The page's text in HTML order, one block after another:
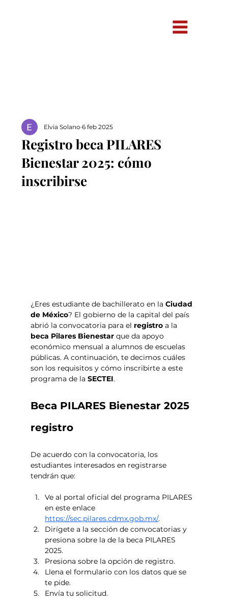
Registro beca PILARES
Bienestar 2025: cómo
inscribirse
Elvia Solano 6 feb 2025
¿Eres estudiante de bachillerato en la Ciudad
de México? El gobierno de la capital del país
abrió la convocatoria para el registro a la
beca Pilares Bienestar que da apoyo
económico mensual a alumnos de escuelas
públicas. A continuación, te decimos cuáles
son los requisitos y cómo inscribirte a este
programa de la SECTEI.
Beca PILARES Bienestar 2025
registro
De acuerdo con la convocatoria, los
estudiantes interesados en registrarse
tendrán que:
Ve al portal oficial del programa PILARES
en este enlace
https://sec.pilares.cdmx.gob.mx/.
Dirígete a la sección de convocatorias y
presiona sobre la de la beca PILARES
2025.
Presiona sobre la opción de registro.
Llena el formulario con los datos que se
te pide.
Envía tu solicitud.